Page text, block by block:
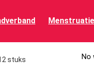
stuks No